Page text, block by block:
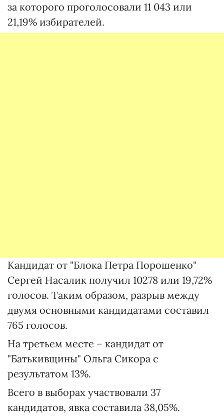
за которого проголосовали 11 043 или
21,19% избирателей.
Кандидат от "Блока Петра Порошенко"
Сергей Насалик получил 10278 или 19,72%
голосов. Таким образом, разрыв между
двумя основными кандидатами составил
765 голосов.
На третьем месте – кандидат от
"Батькивщины" Ольга Сикора с
результатом 13%.
Всего в выборах участвовали 37
кандидатов, явка составила 38,05%.